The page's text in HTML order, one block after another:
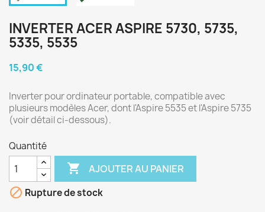
INVERTER ACER ASPIRE 5730, 5735,
5335, 5535
15,90 €
Inverter pour ordinateur portable, compatible avec
plusieurs modèles Acer, dont l'Aspire 5535 et l'Aspire 5735
(voir détail ci-dessous).
Quantité
 AJOUTER AU PANIER
 Rupture de stock